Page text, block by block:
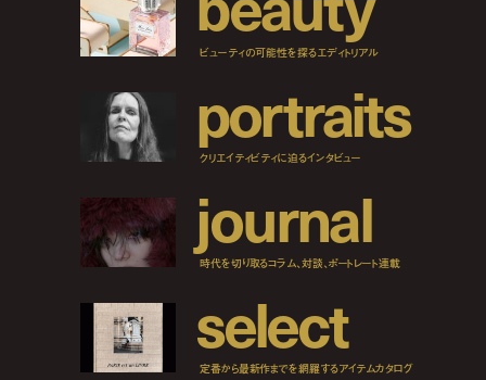
ビューティの可能性を探るエディトリアル
portraits
クリエイティビティに迫るインタビュー
journal
時代を切り取るコラム、対談、ポートレート連載
select
定番から最新作までを網羅するアイテムカタログ